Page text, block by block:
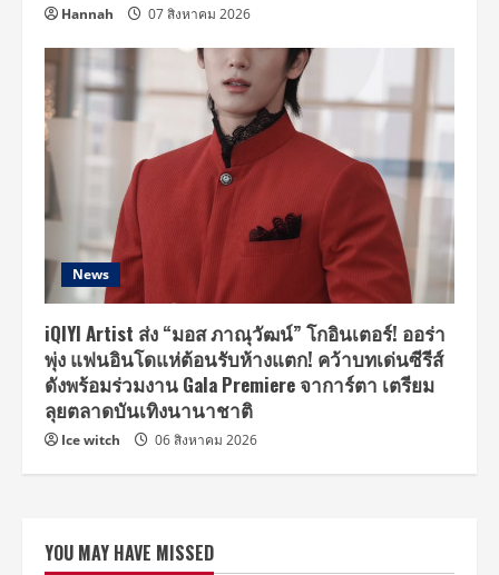
Hannah 07 สิงหาคม 2026
News
iQIYI Artist ส่ง “มอส ภาณุวัฒน์” โกอินเตอร์! ออร่า
พุ่ง แฟนอินโดแห่ต้อนรับห้างแตก! คว้าบทเด่นซีรีส์
ดังพร้อมร่วมงาน Gala Premiere จาการ์ตา เตรียม
ลุยตลาดบันเทิงนานาชาติ
Ice witch 06 สิงหาคม 2026
YOU MAY HAVE MISSED